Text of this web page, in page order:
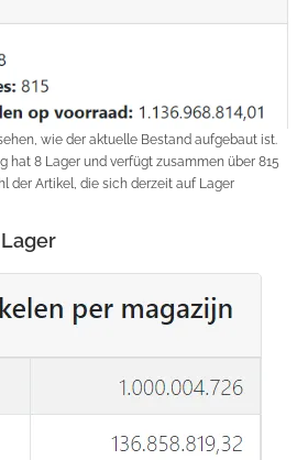
wie der aktuelle Bestand aufgebaut ist.
hat 8 Lager und verfügt zusammen über 815
der Artikel, die sich derzeit auf Lager